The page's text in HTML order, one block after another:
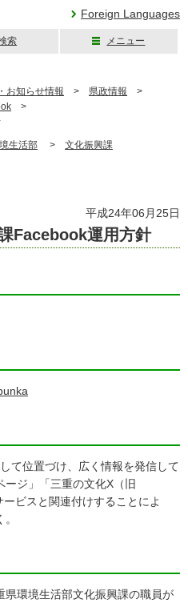
Foreign Languages
索 メニュー
お知らせ情報 > 県政情報 >
>
生活部 > 文化振興課
平成24年06月25日
Facebook運用方針
て位置づけ、広く情報を発信して
ージ」「三重の文化X（旧
ビスと関連付けすることによ
環境生活部文化振興課の職員が